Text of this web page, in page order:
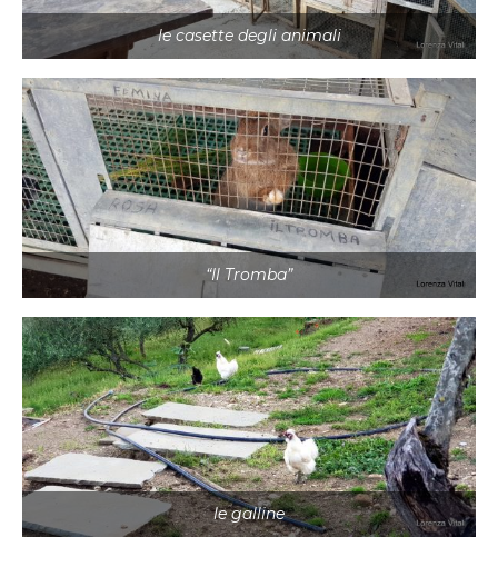
le casette degli animali
“Il Tromba”
le galline